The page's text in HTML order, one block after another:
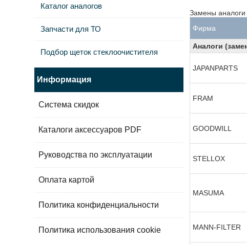
Замены аналоги
Фирма
Аналоги
JAPANPARTS
FRAM
GOODWILL
STELLOX
MASUMA
MANN-FILTER
Каталог аналогов
Запчасти для ТО
Подбор щеток стеклоочистителя
Информация
Система скидок
Каталоги аксессуаров PDF
Руководства по эксплуатации
Оплата картой
Политика конфиденциальности
Политика использования cookie